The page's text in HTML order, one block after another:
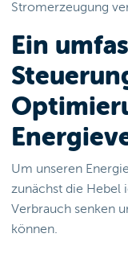
Stromerzeugung
Ein
Um unseren
zunächst die Hebel
Verbrauch senken
können.